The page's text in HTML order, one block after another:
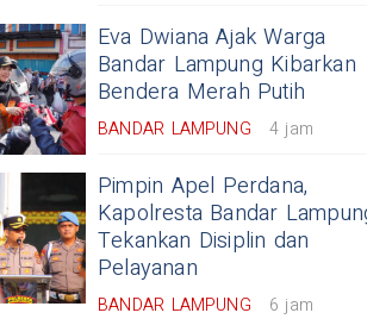
Eva Dwiana Ajak Warga
Bandar Lampung Kibarkan
Bendera Merah Putih
BANDAR LAMPUNG 4 jam
Pimpin Apel Perdana,
Kapolresta Bandar
Tekankan Disiplin dan
Pelayanan
BANDAR LAMPUNG 6 jam